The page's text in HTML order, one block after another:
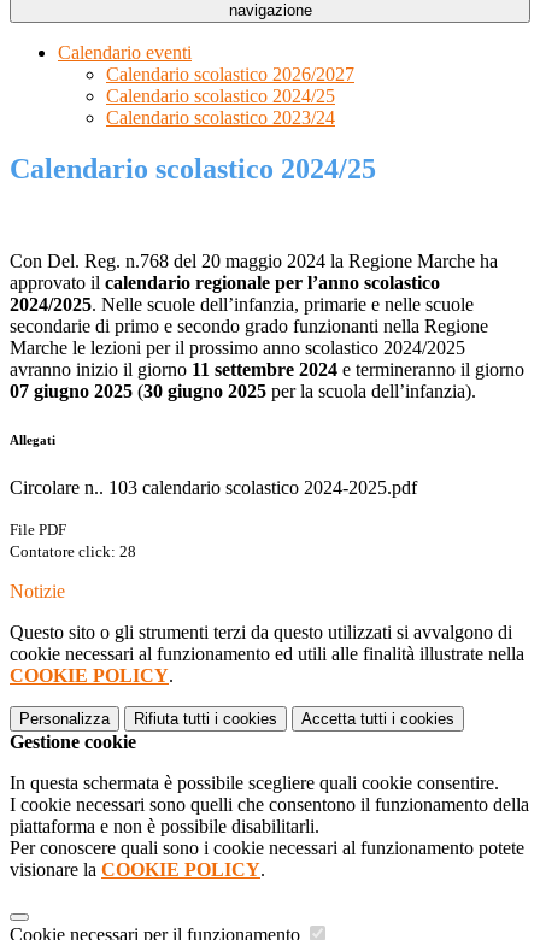
navigazione
Calendario eventi
Calendario scolastico 2026/2027
Calendario scolastico 2024/25
Calendario scolastico 2023/24
Calendario scolastico 2024/25
Con Del. Reg. n.768 del 20 maggio 2024 la Regione Marche ha
approvato il calendario regionale per l’anno scolastico
2024/2025. Nelle scuole dell’infanzia, primarie e nelle scuole
secondarie di primo e secondo grado funzionanti nella Regione
Marche le lezioni per il prossimo anno scolastico 2024/2025
avranno inizio il giorno 11 settembre 2024 e termineranno il giorno
07 giugno 2025 (30 giugno 2025 per la scuola dell’infanzia).
Allegati
Circolare n.. 103 calendario scolastico 2024-2025.pdf
File PDF
Contatore click: 28
Notizie
Questo sito o gli strumenti terzi da questo utilizzati si avvalgono di
cookie necessari al funzionamento ed utili alle finalità illustrate nella
COOKIE POLICY.
Personalizza Rifiuta tutti i cookies Accetta tutti i cookies
Gestione cookie
In questa schermata è possibile scegliere quali cookie consentire.
I cookie necessari sono quelli che consentono il funzionamento della
piattaforma e non è possibile disabilitarli.
Per conoscere quali sono i cookie necessari al funzionamento potete
visionare la COOKIE POLICY.
Cookie necessari per il funzionamento